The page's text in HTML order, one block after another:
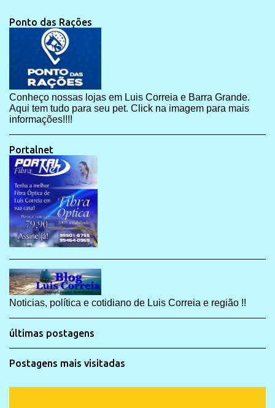
Ponto das Rações
Conheço nossas lojas em Luis Correia e Barra Grande.
Aqui tem tudo para seu pet. Click na imagem para mais
informações!!!!
Portalnet
Noticias, política e cotidiano de Luis Correia e região !!
últimas postagens
Postagens mais visitadas